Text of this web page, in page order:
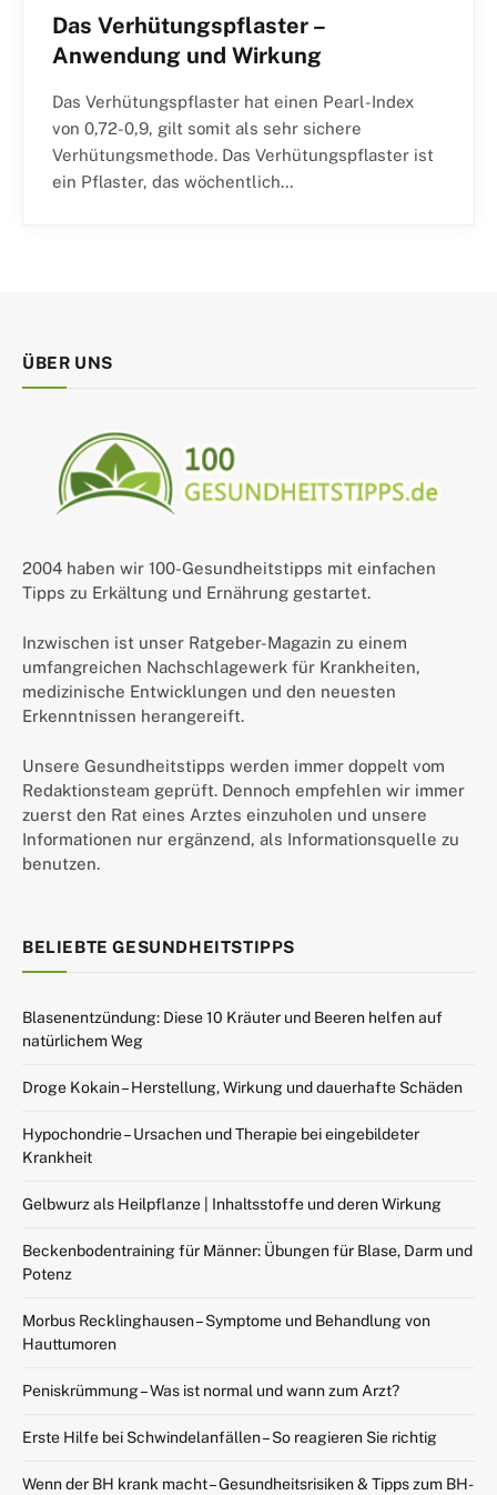
Das Verhütungspflaster –
Anwendung und Wirkung
Das Verhütungspflaster hat einen Pearl-Index
von 0,72-0,9, gilt somit als sehr sichere
Verhütungsmethode. Das Verhütungspflaster ist
ein Pflaster, das wöchentlich…
ÜBER UNS
2004 haben wir 100-Gesundheitstipps mit einfachen
Tipps zu Erkältung und Ernährung gestartet.
Inzwischen ist unser Ratgeber-Magazin zu einem
umfangreichen Nachschlagewerk für Krankheiten,
medizinische Entwicklungen und den neuesten
Erkenntnissen herangereift.
Unsere Gesundheitstipps werden immer doppelt vom
Redaktionsteam geprüft. Dennoch empfehlen wir immer
zuerst den Rat eines Arztes einzuholen und unsere
Informationen nur ergänzend, als Informationsquelle zu
benutzen.
BELIEBTE GESUNDHEITSTIPPS
Blasenentzündung: Diese 10 Kräuter und Beeren helfen auf
natürlichem Weg
Droge Kokain – Herstellung, Wirkung und dauerhafte Schäden
Hypochondrie – Ursachen und Therapie bei eingebildeter
Krankheit
Gelbwurz als Heilpflanze | Inhaltsstoffe und deren Wirkung
Beckenbodentraining für Männer: Übungen für Blase, Darm und
Potenz
Morbus Recklinghausen – Symptome und Behandlung von
Hauttumoren
Peniskrümmung – Was ist normal und wann zum Arzt?
Erste Hilfe bei Schwindelanfällen – So reagieren Sie richtig
Wenn der BH krank macht – Gesundheitsrisiken & Tipps zum BH-